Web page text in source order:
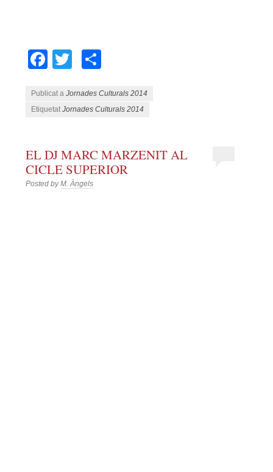
Facebook
Twitter
Publicat aJornades Culturals 2014
EtiquetatJornades Culturals 2014
EL DJ MARC MARZENIT AL
CICLE SUPERIOR
Posted byM. Àngels